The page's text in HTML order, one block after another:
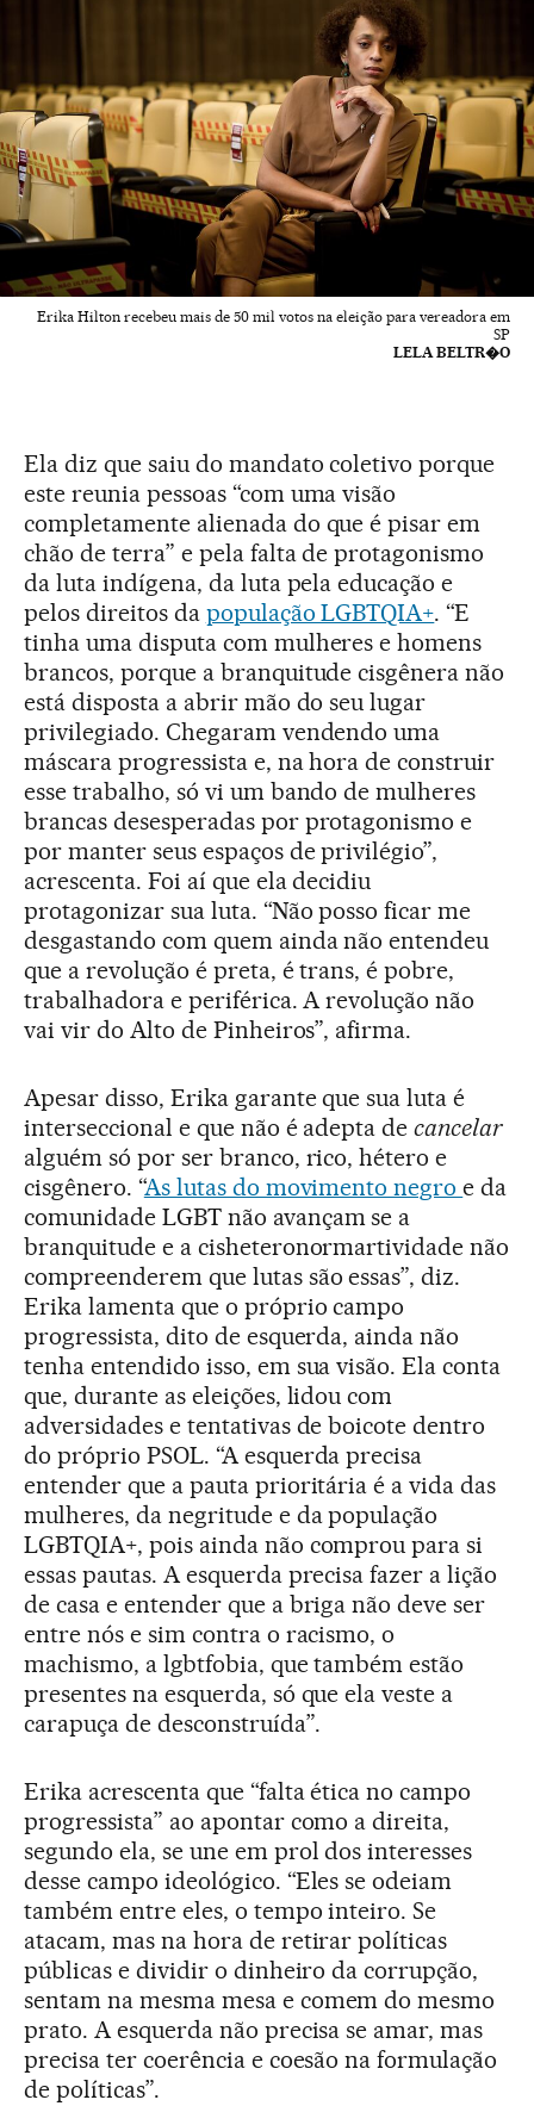
Erika Hilton recebeu mais de 50 mil votos na eleição para vereadora em
SP
LELA BELTR�O
Ela diz que saiu do mandato coletivo porque
este reunia pessoas “com uma visão
completamente alienada do que é pisar em
chão de terra” e pela falta de protagonismo
da luta indígena, da luta pela educação e
pelos direitos da população LGBTQIA+. “E
tinha uma disputa com mulheres e homens
brancos, porque a branquitude cisgênera não
está disposta a abrir mão do seu lugar
privilegiado. Chegaram vendendo uma
máscara progressista e, na hora de construir
esse trabalho, só vi um bando de mulheres
brancas desesperadas por protagonismo e
por manter seus espaços de privilégio”,
acrescenta. Foi aí que ela decidiu
protagonizar sua luta. “Não posso ficar me
desgastando com quem ainda não entendeu
que a revolução é preta, é trans, é pobre,
trabalhadora e periférica. A revolução não
vai vir do Alto de Pinheiros”, afirma.
Apesar disso, Erika garante que sua luta é
interseccional e que não é adepta decancelar
alguém só por ser branco, rico, hétero e
cisgênero. “As lutas do movimento negroe da
comunidade LGBT não avançam se a
branquitude e a cisheteronormartividade não
compreenderem que lutas são essas”, diz.
Erika lamenta que o próprio campo
progressista, dito de esquerda, ainda não
tenha entendido isso, em sua visão. Ela conta
que, durante as eleições, lidou com
adversidades e tentativas de boicote dentro
do próprio PSOL. “A esquerda precisa
entender que a pauta prioritária é a vida das
mulheres, da negritude e da população
LGBTQIA+, pois ainda não comprou para si
essas pautas. A esquerda precisa fazer a lição
de casa e entender que a briga não deve ser
entre nós e sim contra o racismo, o
machismo, a lgbtfobia, que também estão
presentes na esquerda, só que ela veste a
carapuça de desconstruída”.
Erika acrescenta que “falta ética no campo
progressista” ao apontar como a direita,
segundo ela, se une em prol dos interesses
desse campo ideológico. “Eles se odeiam
também entre eles, o tempo inteiro. Se
atacam, mas na hora de retirar políticas
públicas e dividir o dinheiro da corrupção,
sentam na mesma mesa e comem do mesmo
prato. A esquerda não precisa se amar, mas
precisa ter coerência e coesão na formulação
de políticas”.